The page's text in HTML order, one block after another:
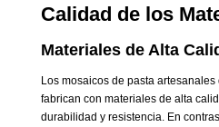
Calidad de los
Materiales de Alta
Los mosaicos de pasta
fabrican con materiales de alta
durabilidad y resistencia. En